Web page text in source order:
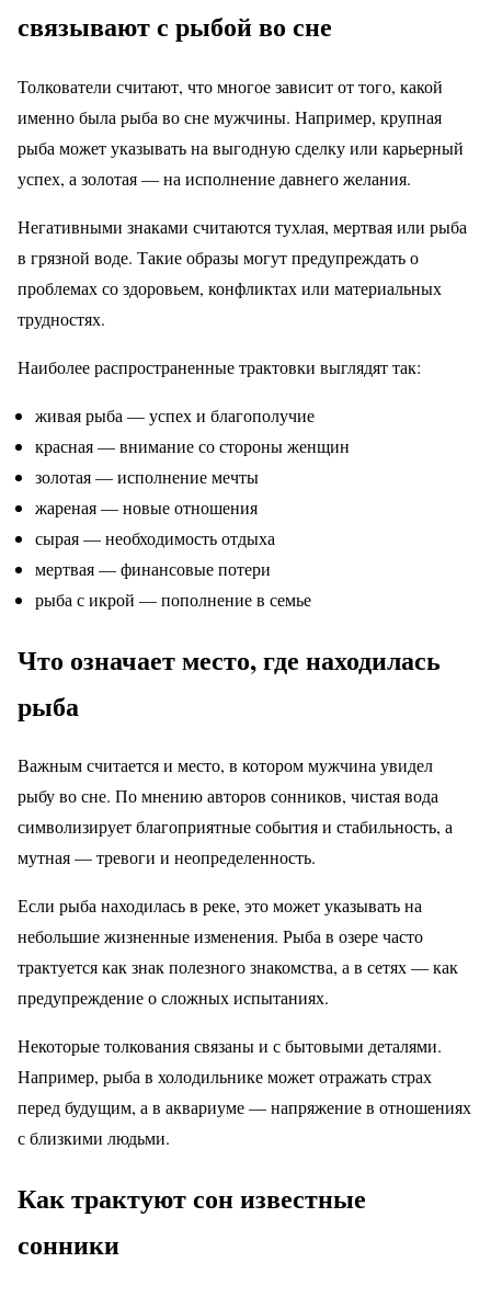
связывают с рыбой во сне
Толкователи считают, что многое зависит от того, какой
именно была рыба во сне мужчины. Например, крупная
рыба может указывать на выгодную сделку или карьерный
успех, а золотая — на исполнение давнего желания.
Негативными знаками считаются тухлая, мертвая или рыба
в грязной воде. Такие образы могут предупреждать о
проблемах со здоровьем, конфликтах или материальных
трудностях.
Наиболее распространенные трактовки выглядят так:
живая рыба — успех и благополучие
красная — внимание со стороны женщин
золотая — исполнение мечты
жареная — новые отношения
сырая — необходимость отдыха
мертвая — финансовые потери
рыба с икрой — пополнение в семье
Что означает место, где находилась
рыба
Важным считается и место, в котором мужчина увидел
рыбу во сне. По мнению авторов сонников, чистая вода
символизирует благоприятные события и стабильность, а
мутная — тревоги и неопределенность.
Если рыба находилась в реке, это может указывать на
небольшие жизненные изменения. Рыба в озере часто
трактуется как знак полезного знакомства, а в сетях — как
предупреждение о сложных испытаниях.
Некоторые толкования связаны и с бытовыми деталями.
Например, рыба в холодильнике может отражать страх
перед будущим, а в аквариуме — напряжение в отношениях
с близкими людьми.
Как трактуют сон известные
сонники